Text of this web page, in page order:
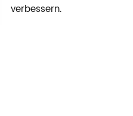
verbessern.